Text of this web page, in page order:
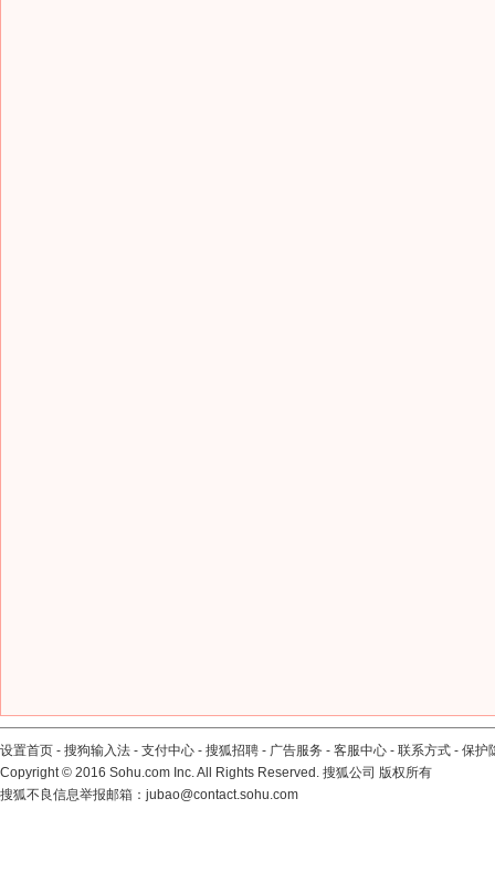
设置首页 - 搜狗输入法 - 支付中心 - 搜狐招聘 - 广告服务 - 客服中心 - 联系方式 - 保护
Copyright© 2016 Sohu.com Inc. All Rights Reserved. 搜狐公司 版权所有
搜狐不良信息举报邮箱： jubao@contact.sohu.com